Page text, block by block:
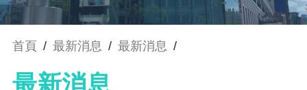
首頁 / 最新消息 / 最新消息 /